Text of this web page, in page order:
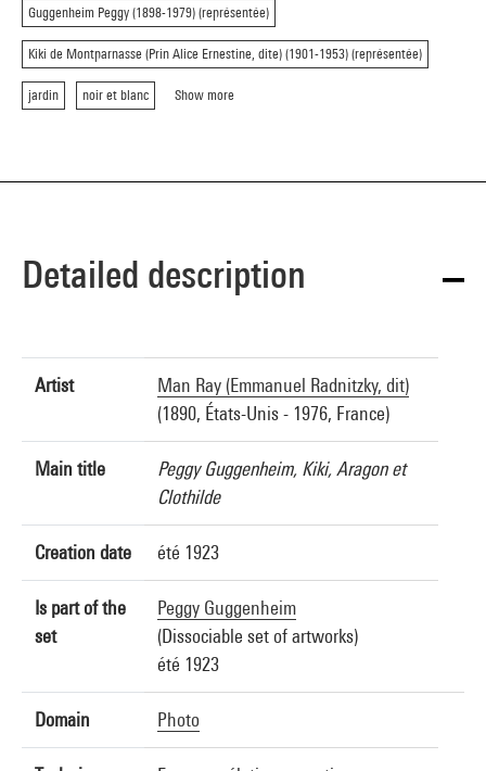
Guggenheim Peggy (1898-1979) (représentée)
Kiki de Montparnasse (Prin Alice Ernestine, dite) (1901-1953) (représentée)
jardin noir et blanc Show more
Detailed description
Artist
Man Ray (Emmanuel Radnitzky, dit)
(1890, États-Unis - 1976, France)
Main title
Peggy Guggenheim, Kiki, Aragon et
Clothilde
Creation date été 1923
Is part of the
set
Peggy Guggenheim
(Dissociable set of artworks)
été 1923
Domain Photo